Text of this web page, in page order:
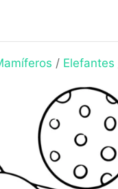
/ Elefantes